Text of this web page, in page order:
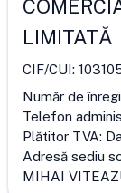
LIMITATĂ
CIF/CUI:
Număr de
Telefon
Plătitor TVA: Da
Adresă sediu
MIHAI